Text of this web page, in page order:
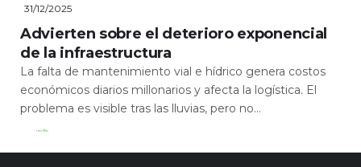
31/12/2025
Advierten sobre el deterioro exponencial
de la infraestructura
La falta de mantenimiento vial e hídrico genera costos
económicos diarios millonarios y afecta la logística. El
problema es visible tras las lluvias, pero no...
Leer Más